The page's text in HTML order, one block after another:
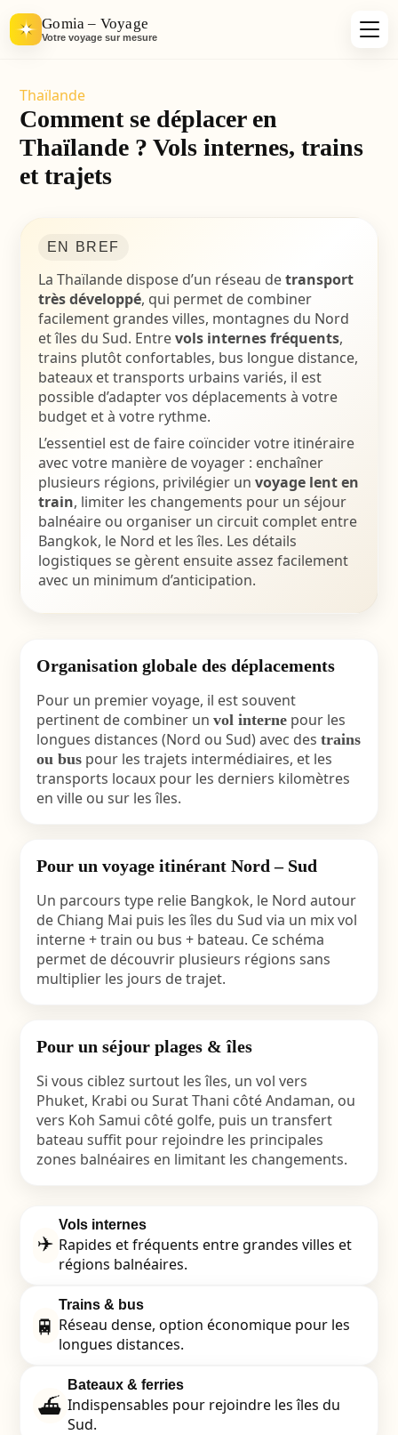
Gomia – Voyage
Votre voyage sur mesure
Thaïlande
Comment se déplacer en
Thaïlande ? Vols internes, trains
et trajets
EN BREF
La Thaïlande dispose d’un réseau detransport
très développé, qui permet de combiner
facilement grandes villes, montagnes du Nord
et îles du Sud. Entrevols internes fréquents,
trains plutôt confortables, bus longue distance,
bateaux et transports urbains variés, il est
possible d’adapter vos déplacements à votre
budget et à votre rythme.
L’essentiel est de faire coïncider votre itinéraire
avec votre manière de voyager : enchaîner
plusieurs régions, privilégier un voyage lent en
train, limiter les changements pour un séjour
balnéaire ou organiser un circuit complet entre
Bangkok, le Nord et les îles. Les détails
logistiques se gèrent ensuite assez facilement
avec un minimum d’anticipation.
Organisation globale des déplacements
Pour un premier voyage, il est souvent
pertinent de combiner un vol internepour les
longues distances (Nord ou Sud) avec des trains
ou buspour les trajets intermédiaires, et les
transports locaux pour les derniers kilomètres
en ville ou sur les îles.
Pour un voyage itinérant Nord – Sud
Un parcours type relie Bangkok, le Nord autour
de Chiang Mai puis les îles du Sud via un mix vol
interne + train ou bus + bateau. Ce schéma
permet de découvrir plusieurs régions sans
multiplier les jours de trajet.
Pour un séjour plages & îles
Si vous ciblez surtout les îles, un vol vers
Phuket, Krabi ou Surat Thani côté Andaman, ou
vers Koh Samui côté golfe, puis un transfert
bateau suffit pour rejoindre les principales
zones balnéaires en limitant les changements.
✈️
Vols internes
Rapides et fréquents entre grandes villes et
régions balnéaires.
🚆
Trains & bus
Réseau dense, option économique pour les
longues distances.
⛴️
Bateaux & ferries
Indispensables pour rejoindre les îles du
Sud.